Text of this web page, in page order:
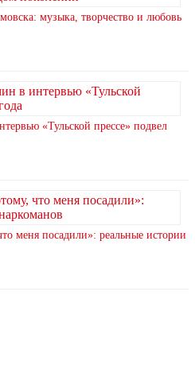
музыка, творчество и любовь
«Тульской прессе» подвел
меня посадили»: реальные истории